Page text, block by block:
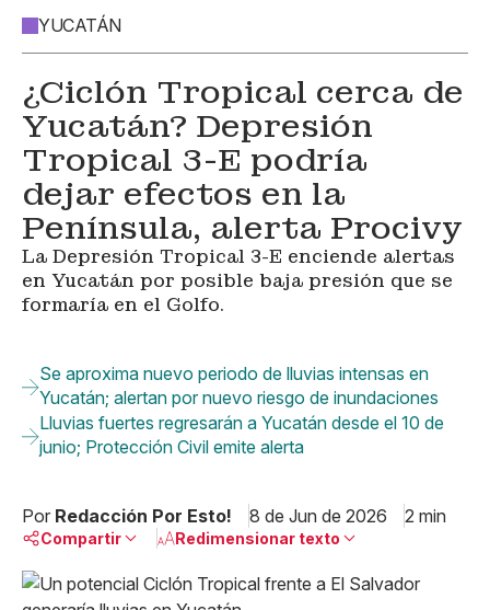
YUCATÁN
¿Ciclón Tropical cerca de
Yucatán? Depresión
Tropical 3-E podría
dejar efectos en la
Península, alerta Procivy
La Depresión Tropical 3-E enciende alertas
en Yucatán por posible baja presión que se
formaría en el Golfo.
Se aproxima nuevo periodo de lluvias intensas en
Yucatán; alertan por nuevo riesgo de inundaciones
Lluvias fuertes regresarán a Yucatán desde el 10 de
junio; Protección Civil emite alerta
Por Redacción Por Esto! 8 de Jun de 2026 2 min
Compartir
Linkedin
Redimensionar texto
Pequeño